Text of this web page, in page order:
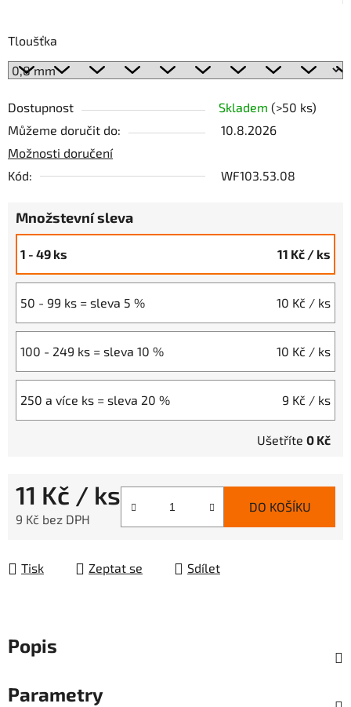
Tloušťka
Dostupnost Skladem (>50 ks)
Můžeme doručit do:
10.8.2026
Možnosti doručení
Kód:
WF103.53.08
Množstevní sleva
1 - 49 ks 11 Kč / ks
50 - 99 ks = sleva 5 % 10 Kč / ks
100 - 249 ks = sleva 10 % 10 Kč / ks
250 a více ks = sleva 20 % 9 Kč / ks
Ušetříte 0 Kč
11 Kč / ks
9 Kč bez DPH
DO KOŠÍKU
Tisk Zeptat se Sdílet
Popis
Parametry